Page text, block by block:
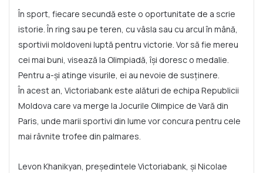
În sport, fiecare secundă este o oportunitate de a scrie
istorie. În ring sau pe teren, cu vâsla sau cu arcul în mână,
sportivii moldoveni luptă pentru victorie. Vor să fie mereu
cei mai buni, visează la Olimpiadă, își doresc o medalie.
Pentru a-și atinge visurile, ei au nevoie de susținere.
În acest an, Victoriabank este alături de echipa Republicii
Moldova care va merge la Jocurile Olimpice de Vară din
Paris, unde marii sportivi din lume vor concura pentru cele
mai râvnite trofee din palmares.
Levon Khanikyan, președintele Victoriabank, și Nicolae